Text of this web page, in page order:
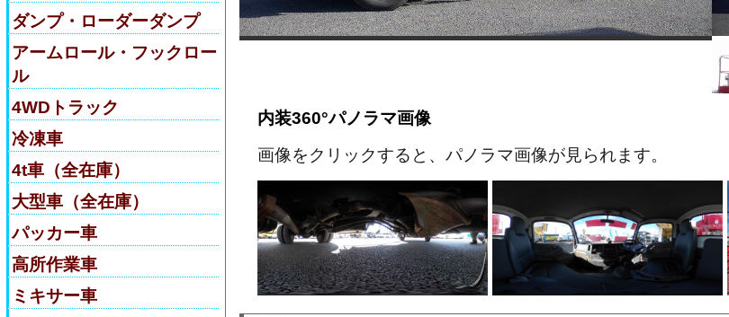
ダンプ・ローダーダンプ
アームロール・フックロー
ル
4WDトラック
冷凍車
4t車（全在庫）
大型車（全在庫）
パッカー車
高所作業車
ミキサー車
内装360°パノラマ画像
画像をクリックすると、パノラマ画像が見られます。